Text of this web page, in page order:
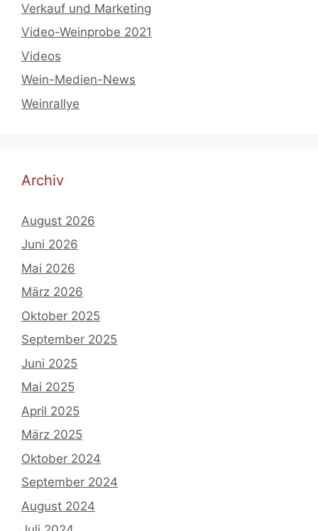
Verkauf und Marketing
Video-Weinprobe 2021
Videos
Wein-Medien-News
Weinrallye
Archiv
August 2026
Juni 2026
Mai 2026
März 2026
Oktober 2025
September 2025
Juni 2025
Mai 2025
April 2025
März 2025
Oktober 2024
September 2024
August 2024